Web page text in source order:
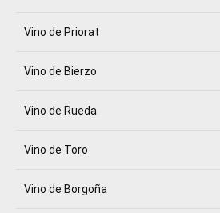
Vino de Priorat
Vino de Bierzo
Vino de Rueda
Vino de Toro
Vino de Borgoña